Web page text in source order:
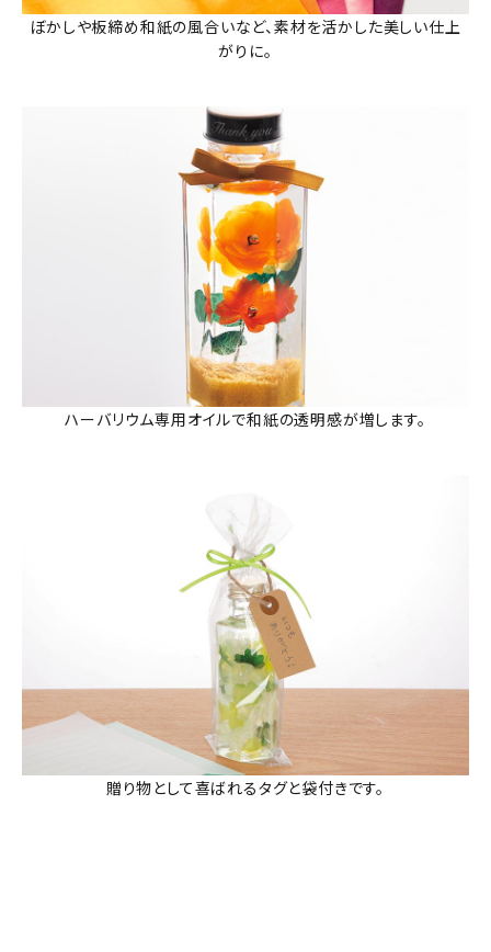
ぼかしや板締め和紙の風合いなど、素材を活かした美しい仕上
がりに。
ハーバリウム専用オイルで和紙の透明感が増します。
贈り物として喜ばれるタグと袋付きです。